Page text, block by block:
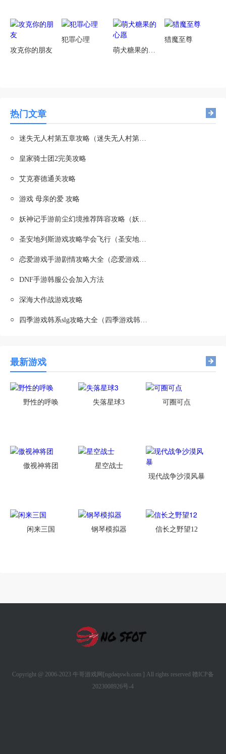
攻克你的朋友
犯罪心理
萌犬糖果的心愿
猎魔至尊
热门文章
○ 迷失无人村第五章攻略（迷失无人村第五章攻略图文）
○ 皇家骑士团2完美攻略
○ 艾克赛德通关攻略
○ 游戏 母亲的爱 攻略
○ 妖神记手游前尘幻境推荐阵容攻略（妖神记手游前尘幻境推荐阵容攻略大全）
○ 圣安地列斯游戏攻略学会飞行（圣安地列斯 学会飞行）
○ 恋爱游戏手游剧情攻略大全（恋爱游戏手游剧情攻略大全最新）
○ DNF手游韩服公会加入方法
○ 深海大作战游戏攻略
○ 四季游戏韩系slg攻略大全（四季游戏韩系slg攻略大全最新）
最新游戏
野性的呼唤 失落星球3 可圈可点
傲视神将团
星空战士
现代战争沙漠风暴
闲来三国 钢琴模拟器 信长之野望12
Copyright @ 2006-2023 牛哥游戏网[ngdaqswh.com ] All rights reserved 赣ICP备
2023008926号-4